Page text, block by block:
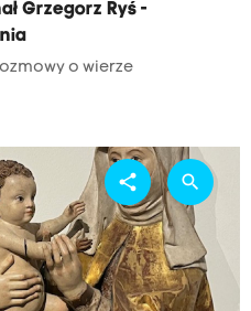
Grzegorz Ryś -
o wierze
share search